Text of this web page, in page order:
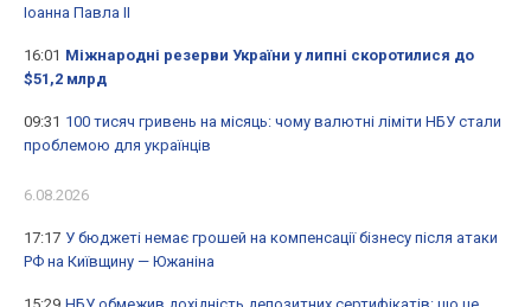
Іоанна Павла II
16:01 Міжнародні резерви України у липні скоротилися до
$51,2 млрд
09:31 100 тисяч гривень на місяць: чому валютні ліміти НБУ стали
проблемою для українців
6.08.2026
17:17 У бюджеті немає грошей на компенсації бізнесу після атаки
РФ на Київщину — Южаніна